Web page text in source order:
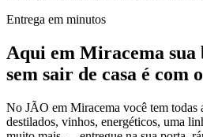
Entrega em minutos
Aqui em Miracema sua
sem sair de casa é com
No JÃO em Miracema você tem todas
destilados, vinhos, energéticos, uma